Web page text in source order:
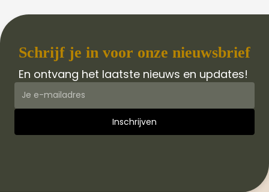
Schrijf je in voor onze nieuwsbrief
En ontvang het laatste nieuws en updates!